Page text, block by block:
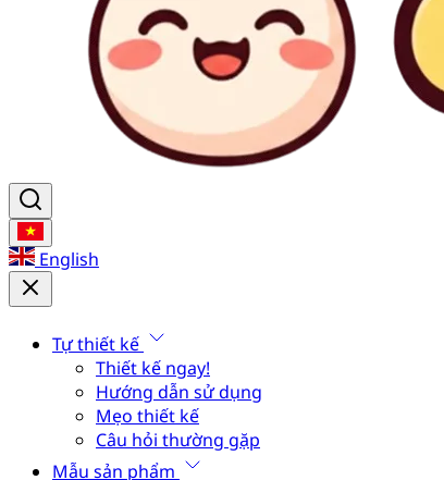
English
Tự thiết kế
Thiết kế ngay!
Hướng dẫn sử dụng
Mẹo thiết kế
Câu hỏi thường gặp
Mẫu sản phẩm